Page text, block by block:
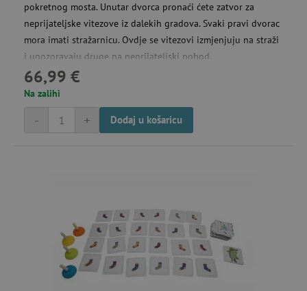
Rasprodaja -30 %
Rasprodaja -40 %
Stolovi, stolice i namještaj za sjedenje
Stvaranje
pokretnog mosta. Unutar dvorca pronaći ćete zatvor za
neprijateljske vitezove iz dalekih gradova. Svaki pravi dvorac
mora imati stražarnicu. Ovdje se vitezovi izmjenjuju na straži
i upozoravaju druge na neprijateljski pohod.
66,99 €
Na zalihi
+
- Dodaj u košaricu